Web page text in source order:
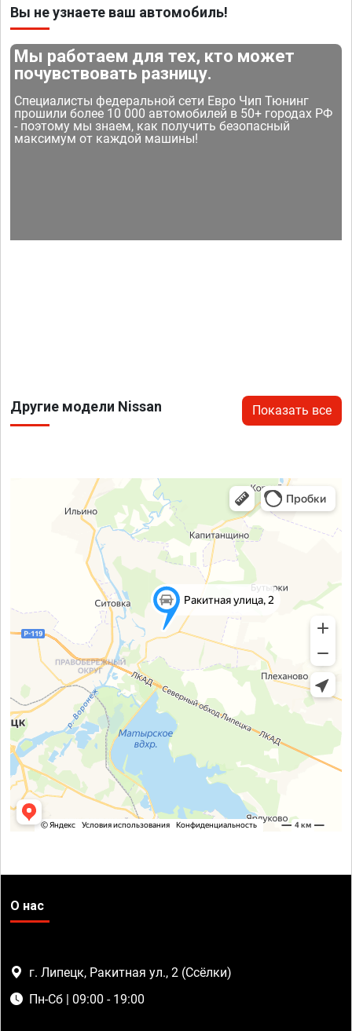
Вы не узнаете ваш автомобиль!
Мы работаем для тех, кто может
почувствовать разницу.
Специалисты федеральной сети Евро Чип Тюнинг
прошили более 10 000 автомобилей в 50+ городах РФ
- поэтому мы знаем, как получить безопасный
максимум от каждой машины!
Другие модели Nissan Показать все
О нас
г. Липецк, Ракитная ул., 2 (Ссёлки)
Пн-Сб | 09:00 - 19:00